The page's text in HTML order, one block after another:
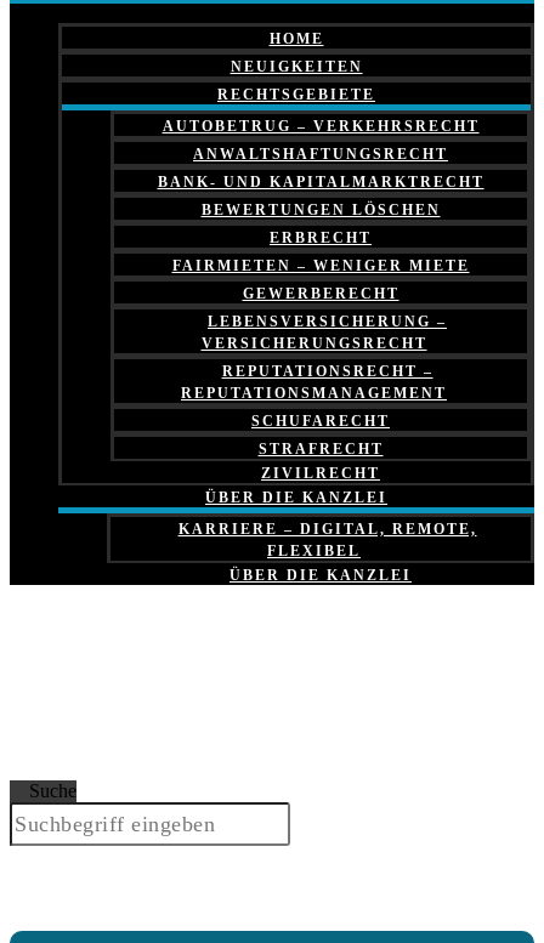
HOME
NEUIGKEITEN
RECHTSGEBIETE
AUTOBETRUG – VERKEHRSRECHT
ANWALTSHAFTUNGSRECHT
BANK- UND KAPITALMARKTRECHT
BEWERTUNGEN LÖSCHEN
ERBRECHT
FAIRMIETEN – WENIGER MIETE
GEWERBERECHT
LEBENSVERSICHERUNG –
VERSICHERUNGSRECHT
REPUTATIONSRECHT –
REPUTATIONSMANAGEMENT
SCHUFARECHT
STRAFRECHT
ZIVILRECHT
ÜBER DIE KANZLEI
KARRIERE – DIGITAL, REMOTE,
FLEXIBEL
ÜBER DIE KANZLEI
Suche